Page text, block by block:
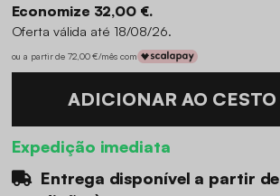
Economize 32,00 €.
Oferta válida até 18/08/26.
ou a partir de 72,00 €/mês com
ADICIONAR AO CESTO
Expedição imediata
Entrega disponível a partir de